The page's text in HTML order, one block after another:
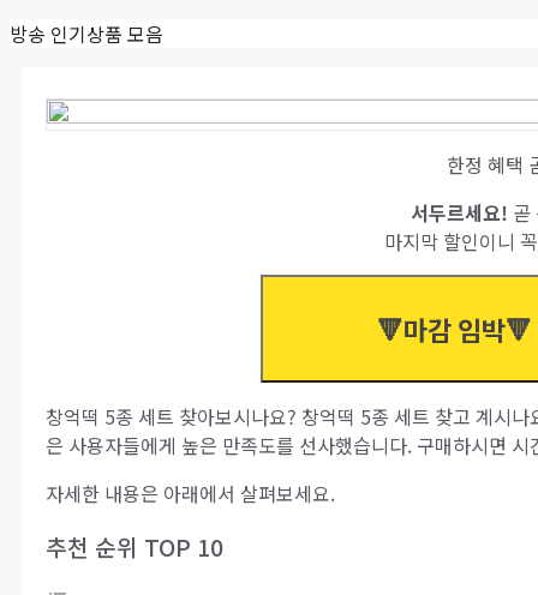
Skip
방송 인기상품 모음
한정 혜택
서두르세요! 곧
마지막 할인이니
🔻마감 임박
창억떡 5종 세트 찾아보시나요? 창억떡 5종 세트 찾고 계시
은 사용자들에게 높은 만족도를 선사했습니다. 구매하시면
자세한 내용은 아래에서 살펴보세요.
추천 순위 TOP 10